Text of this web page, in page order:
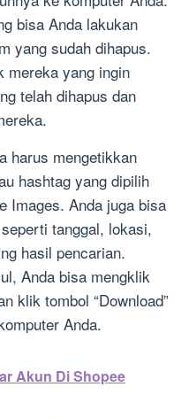
bisa Anda lakukan
yang sudah dihapus.
mereka yang ingin
telah dihapus dan
harus mengetikkan
hashtag yang dipilih
Images. Anda juga bisa
tanggal, lokasi,
hasil pencarian.
Anda bisa mengklik
klik tombol “Download”
Anda.
Akun Di Shopee